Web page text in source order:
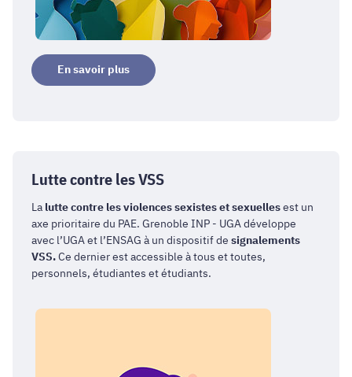
En savoir plus
Lutte contre les VSS
La lutte contre les violences sexistes et sexuellesest un
axe prioritaire du PAE. Grenoble INP - UGA développe
avec l’UGA et l’ENSAG à un dispositif de signalements
VSS.Ce dernier est accessible à tous et toutes,
personnels, étudiantes et étudiants.